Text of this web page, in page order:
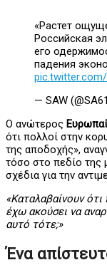
«Растет
Российская
его
падения
— SAW
Ο ανώτερος
ότι πολλοί στην
της αποδοχής»,
τόσο στο πεδίο της
σχέδια για την
«Καταλαβαίνουν
έχω ακούσει να
αυτό τότε;»
Ένα